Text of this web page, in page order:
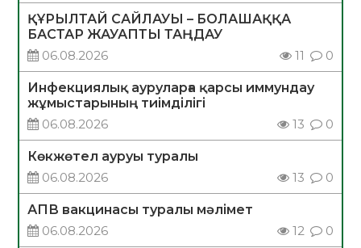
ҚҰРЫЛТАЙ САЙЛАУЫ – БОЛАШАҚҚА
БАСТАР ЖАУАПТЫ ТАҢДАУ
06.08.2026
11 0
Инфекциялық ауруларға қарсы иммундау
жұмыстарының тиімділігі
06.08.2026
13 0
Көкжөтел ауруы туралы
06.08.2026
13 0
АПВ вакцинасы туралы мәлімет
06.08.2026
12 0